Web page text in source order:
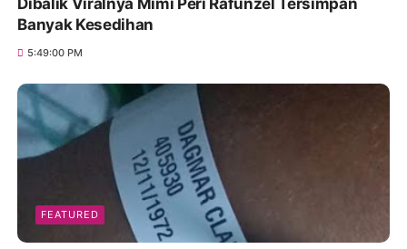
Dibalik Viralnya Mimi Peri Rafunzel Tersimpan
Banyak Kesedihan
5:49:00 PM
FEATURED